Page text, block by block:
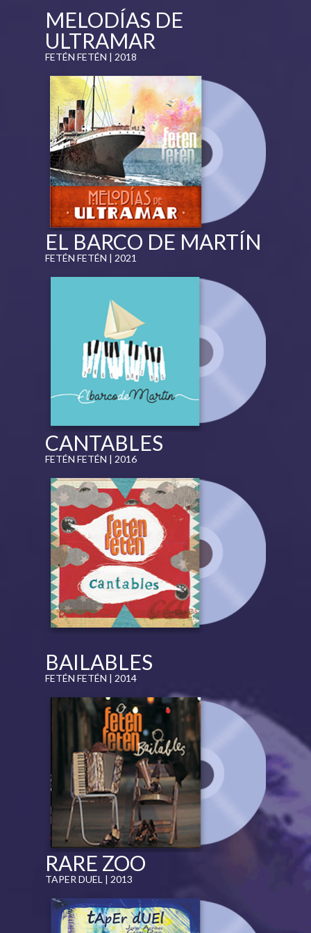
MELODÍAS DE
ULTRAMAR
FETÉN FETÉN | 2018
EL BARCO DE MARTÍN
FETÉN FETÉN | 2021
CANTABLES
FETÉN FETÉN | 2016
BAILABLES
FETÉN FETÉN | 2014
RARE ZOO
TAPER DUEL | 2013